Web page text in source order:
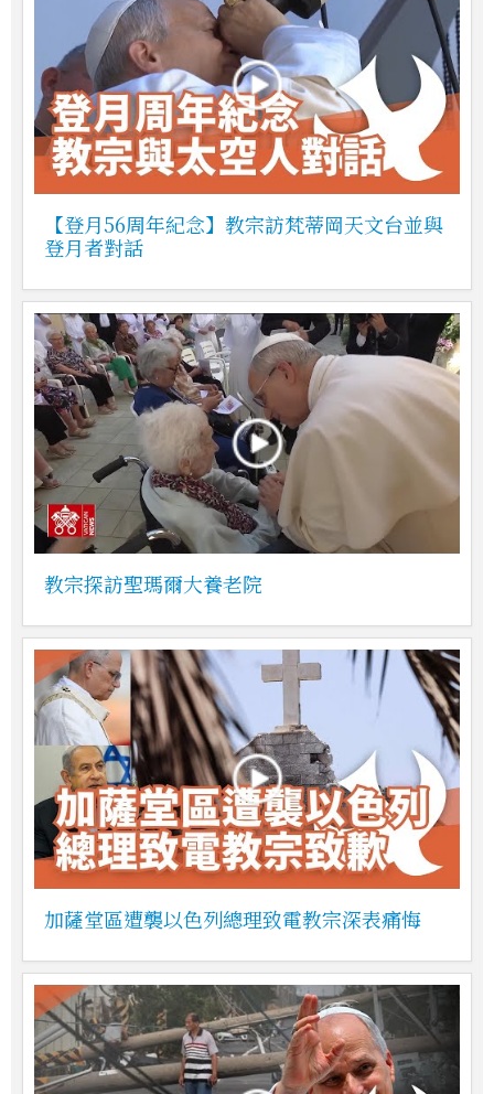
【登月56周年紀念】教宗訪梵蒂岡天文台並與
登月者對話
教宗探訪聖瑪爾大養老院
加薩堂區遭襲以色列總理致電教宗深表痛悔